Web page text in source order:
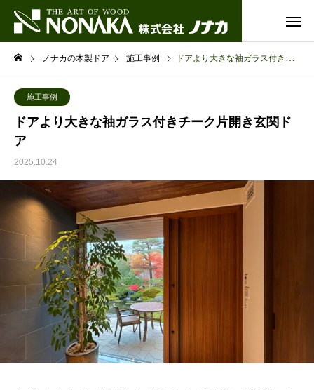
ノナカの木製ドア 施工事例 ドアより大きな袖ガラス付きチーク片開き玄関ドア
施工事例
ドアより大きな袖ガラス付きチーク片開き玄関ド
ア
2025.10.24